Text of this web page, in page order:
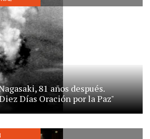
81 años después.
Días Oración por la Paz"